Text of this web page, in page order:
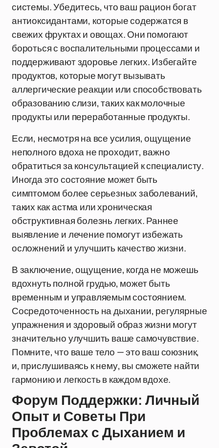
системы. Убедитесь, что ваш рацион богат
антиоксидантами, которые содержатся в
свежих фруктах и овощах. Они помогают
бороться с воспалительными процессами и
поддерживают здоровье легких. Избегайте
продуктов, которые могут вызывать
аллергические реакции или способствовать
образованию слизи, таких как молочные
продукты или переработанные продукты.
Если, несмотря на все усилия, ощущение
неполного вдоха не проходит, важно
обратиться за консультацией к специалисту.
Иногда это состояние может быть
симптомом более серьезных заболеваний,
таких как астма или хроническая
обструктивная болезнь легких. Раннее
выявление и лечение помогут избежать
осложнений и улучшить качество жизни.
В заключение, ощущение, когда не можешь
вдохнуть полной грудью, может быть
временным и управляемым состоянием.
Сосредоточенность на дыхании, регулярные
упражнения и здоровый образ жизни могут
значительно улучшить ваше самочувствие.
Помните, что ваше тело — это ваш союзник,
и, прислушиваясь к нему, вы сможете найти
гармонию и легкость в каждом вдохе.
Форум Поддержки: Личный
Опыт и Советы При
Проблемах с Дыханием и